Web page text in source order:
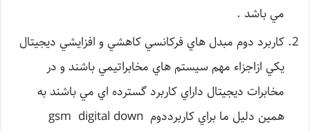
مي باشد .
كاربرد دوم مبدل هاي فركانسي كاهشي و افزايشي ديجيتال
يكي ازاجزاء مهم سيستم هاي مخابراتيمي باشند و در
مخابرات ديجيتال داراي كاربرد گسترده اي مي باشند به
همين دليل ما براي كاربرددوم gsm digital down